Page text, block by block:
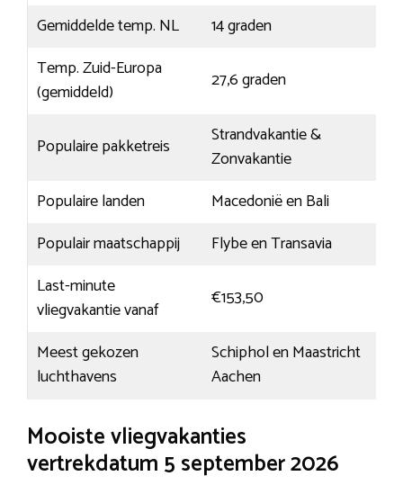
Gemiddelde temp. NL
14 graden
Temp. Zuid-Europa
(gemiddeld)
27,6 graden
Populaire pakketreis
Strandvakantie &
Zonvakantie
Populaire landen
Macedonië en Bali
Populair maatschappij
Flybe en Transavia
Last-minute
vliegvakantie vanaf
€153,50
Meest gekozen
luchthavens
Schiphol en Maastricht
Aachen
Mooiste vliegvakanties
vertrekdatum 5 september 2026